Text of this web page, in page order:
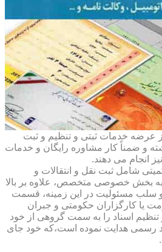
عرضه خدمات ثبتی و تنظیم و ثبت
و ضمناً کار مشاوره رایگان و خدمات
انجام می دهند.
شامل ثبت نقل و انتقالات و
بخش خصوصی متخصص، علاوه بر بالا
سلب مسئولیت در این زمینه، قسمت
یا کارگزاران حکومتی و جبران
تنظیم اسناد را به سمت گروهی از خود
رسمی هدایت نموده است،که خود جای